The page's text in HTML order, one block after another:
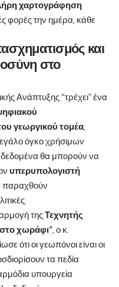
χαρτογράφηση
φορές την ημέρα, κάθε
και
στο
Ανάπτυξης “τρέχει” ένα
γεωργικού τομέα
όγκο χρήσιμων
θα μπορούν να
υπερυπολογιστή
παραχθούν
τηςΤεχνητής
χωράφι” , ο κ.
ότι οι γεωπόνοι είναι οι
τα πεδία
υπουργεία